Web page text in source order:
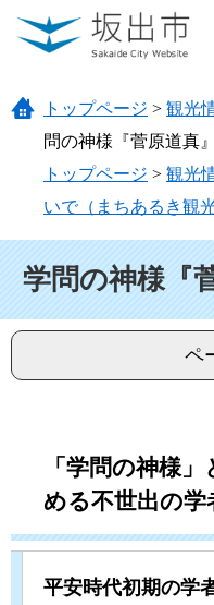
ページの先頭です。
メニューを飛ばして本文へ
トップページ > 観光
問の神様『菅原道真』
トップページ > 観光
いで（まちあるき観光
学問の神様『
ペ
「学問の神様
める不世出の学
平安時代初期の学